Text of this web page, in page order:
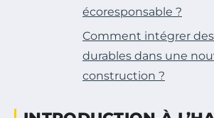
écoresponsable ?
Comment intégrer
durables dans une
construction ?